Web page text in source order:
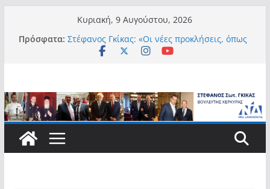
περιεχόμενο
Κυριακή, 9 Αυγούστου, 2026
Πρόσφατα: Στέφανος Γκίκας: «Οι νέες προκλήσεις, όπως
η τεχνητή νοημοσύνη, η κλιματική κρίση, η
απαντήσεις»
Στέφανος Γκίκας:
Στέφανος Γκίκας:
Στέφανος Γκίκας: «Η πρωτοβουλία “Smart